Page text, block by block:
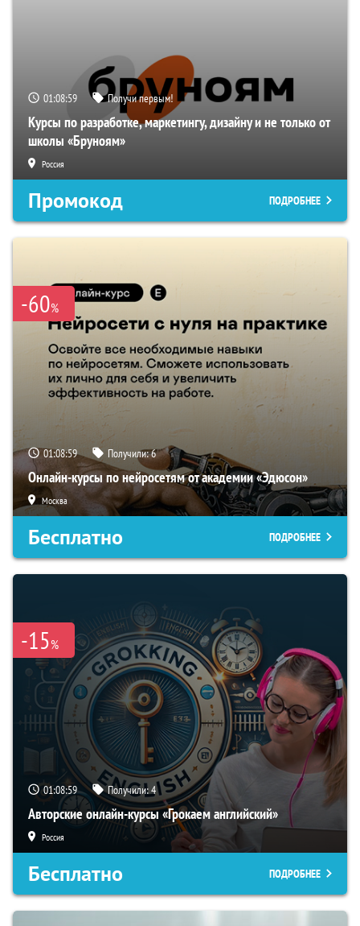
01:08:58 Получи первым!
Курсы по разработке, маркетингу, дизайну и не только от
школы «Бруноям»
Россия
Промокод ПОДРОБНЕЕ
-60%
01:08:58 Получили:6
Онлайн-курсы по нейросетям от академии «Эдюсон»
Москва
Бесплатно ПОДРОБНЕЕ
-15%
01:08:58 Получили:4
Авторские онлайн-курсы «Грокаем английский»
Россия
Бесплатно ПОДРОБНЕЕ